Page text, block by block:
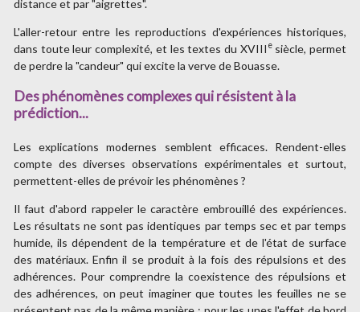
distance et par "aigrettes".
L'aller-retour entre les reproductions d'expériences historiques,
dans toute leur complexité, et les textes du XVIII esiècle, permet
de perdre la "candeur" qui excite la verve de Bouasse.
Des phénomènes complexes qui résistent à la
prédiction...
Les explications modernes semblent efficaces. Rendent-elles
compte des diverses observations expérimentales et surtout,
permettent-elles de prévoir les phénomènes ?
Il faut d'abord rappeler le caractère embrouillé des expériences.
Les résultats ne sont pas identiques par temps sec et par temps
humide, ils dépendent de la température et de l'état de surface
des matériaux. Enfin il se produit à la fois des répulsions et des
adhérences. Pour comprendre la coexistence des répulsions et
des adhérences, on peut imaginer que toutes les feuilles ne se